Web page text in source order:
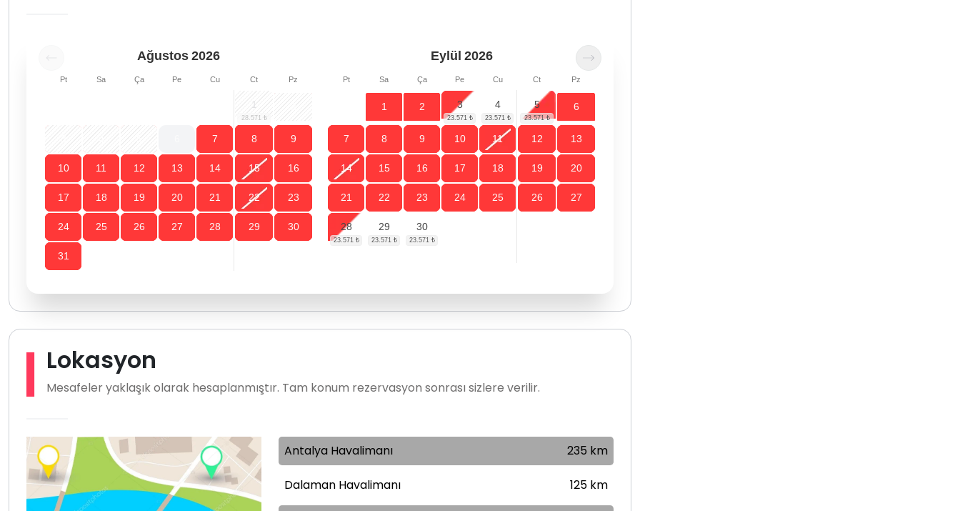
Ağustos 2026
Pt Sa Ça Pe Cu Ct Pz
1
7 8 9
10 11 12 13 14 15 16
17 18 19 20 21 22 23
24 25 26 27 28 29 30
31
Eylül 2026
Pt Sa Ça Pe Cu Ct Pz
1 2 3 4 5 6
7 8 9 10 11 12 13
14 15 16 17 18 19 20
21 22 23 24 25 26 27
28 29 30
Lokasyon
Mesafeler yaklaşık olarak hesaplanmıştır. Tam konum rezervasyon sonrası sizlere verilir.
Antalya Havalimanı 235 km
Dalaman Havalimanı 125 km